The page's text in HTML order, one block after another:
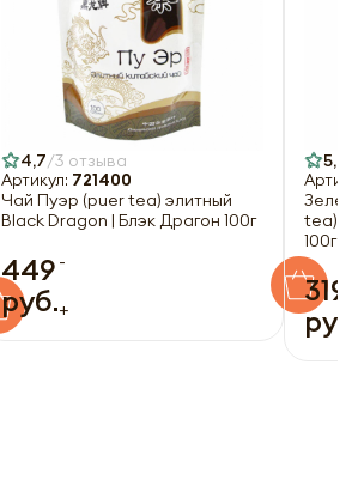
4,7 3 отзыва
Артикул: 721400
Чай Пуэр (puer tea) элитный
Black Dragon | Блэк Драгон 100г
449
руб.
-
+
5,0
tea)
100г
319